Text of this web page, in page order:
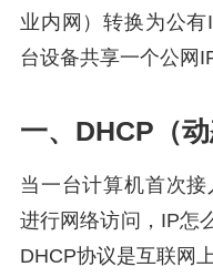
业内网）转换为公
台设备共享一个公网
一、DHCP（动
当一台计算机首次
进行网络访问，IP怎
DHCP协议是互联网